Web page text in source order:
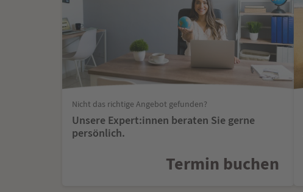
Nicht das richtige Angebot gefunden?
Unsere Expert:innen beraten Sie gerne
persönlich.
Termin buchen